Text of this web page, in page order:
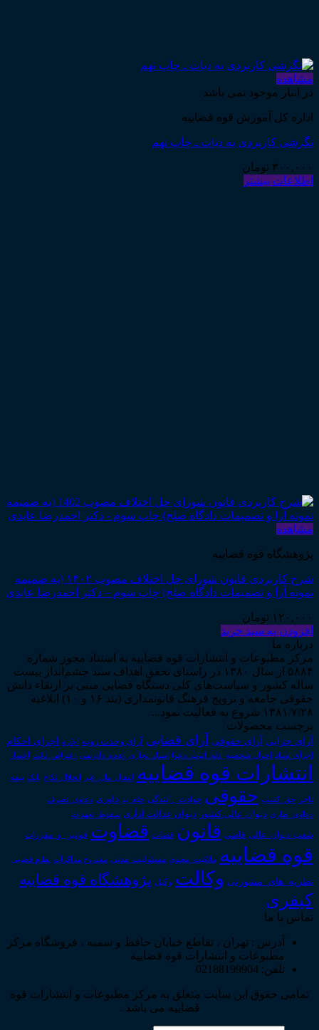
مشاهده
در انبار موجود نمی باشد
اداره کل آموزش قوه قضاییه
نگرشی کاربردی به دیات ـ چاپ نهم
۳۰۰,۰۰۰ تومان
اطلاعات بیشتر
مشاهده
پژوهشگاه قوه قضاییه
شرح کاربردی قانون شورای حل اختلاف مصوب ۱۴۰۲ (به ضمیمه
نمونه آرا و تصمیمات دادگاه صلح) چاپ سوم – دکتر احمدرضا عابدی
۱۲۰,۰۰۰ تومان
افزودن به سبد خرید
درباره ما
مرکز مطبوعات و انتشارات قوه قضاییه به استناد مجوز شماره
۵۸۸۴ از سال ۱۳۸۰ در راستای تحقق اهداف سند چشم‌انداز بیست
ساله کشور و سیاست‌های کلی دستگاه قضایی مبنی بر ارتقاء دانش
حقوقی جامعه و ترویج فرهنگ قانونمداری (بند ۱۶ و ۱۰) ابلاغیه
۱۳۸۱/۷/۲۸ شروع به فعالیت نمود...
برچسب محصولات
آرای جزایی آرای حقوقی آرای قضایی آرای وحدت رویه اجاره اجرای احکام
اجرای اسناد احوال شخصیه ادله_اثبات_دعوا اسناد_تجاری اعاده_دادرسی اعتراض_ثالث اعسار
انتشارات قوه قضاییه انتقال_مال_غیر انحلال_نکاح بانک بیمه
تاجر حق_کسب حقوقی حوادث_رانندگی خلع_ید داوری دعاوی_تصرف
دعاوی_طاری دیوان عالی کشور دیوان عدالت اداری سقوط_تعهدات
شعب_دیوان_عالی قاضی قانون قضات قضاوت قوانین_و_مقررات
قوه قضاییه مالکیت_معنوی مسئولیت_مدنی مشروح مذاکرات نظام قضایی
نظریه_های_مشورتی وکالت وکیل پژوهشگاه قوه قضاییه
کیفری
تماس با ما
آدرس : تهران ، تقاطع خیابان حافظ و سمیه ، فروشگاه مرکز
مطبوعات و انتشارات قوه قضاییه
تلفن: 02188199904
تمامی حقوق این سایت متعلق به مرکز مطبوعات و انتشارات قوه
قضاییه می باشد .